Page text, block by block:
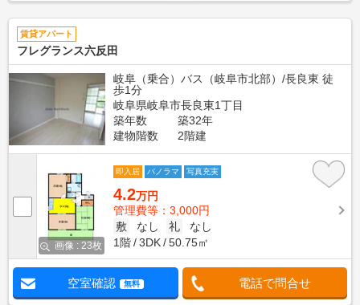
賃貸アパート
フレグランス六反田
岐阜（乗合）バス（岐阜市北部）/長良東 徒
歩1分
岐阜県岐阜市長良東1丁目
築年数
築32年
建物階数
2階建
画像 : 23枚
即入居 パノラマ 写真充実
4.2万円
管理費等：3,000円
敷
なし 礼
なし
1階
3DK 50.75㎡
空室確認 無料 電話で問合せ